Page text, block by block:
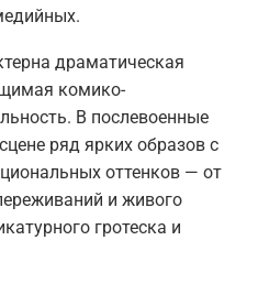
драматическая
комико-
В послевоенные
ряд ярких образов с
оттенков — от
и живого
гротеска и